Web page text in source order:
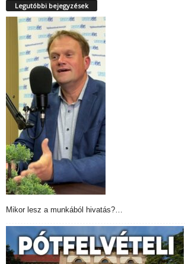
Legutóbbi bejegyzések
Mikor lesz a munkából hivatás?…